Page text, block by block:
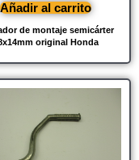
de montaje semicárter
original Honda
Añadir al carrito